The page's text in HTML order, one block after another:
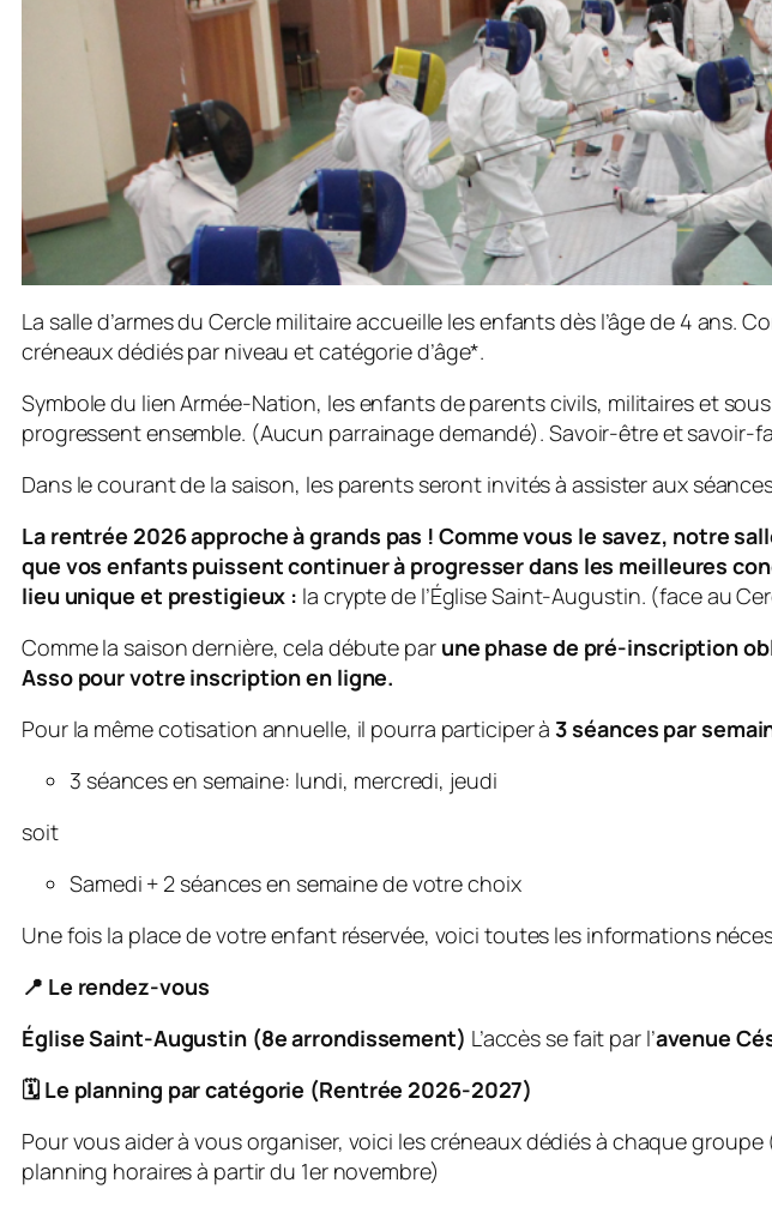
La salle d’armes du Cercle militaire accueille les enfants dès l’âge de 4
créneaux dédiés par niveau et catégorie d’âge*.
Symbole du lien Armée-Nation, les enfants de parents civils, militaires et
progressent ensemble. (Aucun parrainage demandé). Savoir-être et savoir-
Dans le courant de la saison, les parents seront invités à assister aux
La rentrée 2026 approche à grands pas ! Comme vous le savez, notre
que vos enfants puissent continuer à progresser dans les meilleures
lieu unique et prestigieux : la crypte de l’Église Saint-Augustin. (face au
Comme la saison dernière, cela débute parune phase de pré-inscription
Asso pour votre inscription en ligne.
Pour la même cotisation annuelle, il pourra participer à3 séances par
3 séances en semaine: lundi, mercredi, jeudi
soit
Samedi + 2 séances en semaine de votre choix
Une fois la place de votre enfant réservée, voici toutes les informations
📍 Le rendez-vous
Église Saint-Augustin (8e arrondissement) L’accès se fait par l’avenue
🗓️ Le planning par catégorie (Rentrée 2026-2027)
Pour vous aider à vous organiser, voici les créneaux dédiés à chaque
planning horaires à partir du 1er novembre)